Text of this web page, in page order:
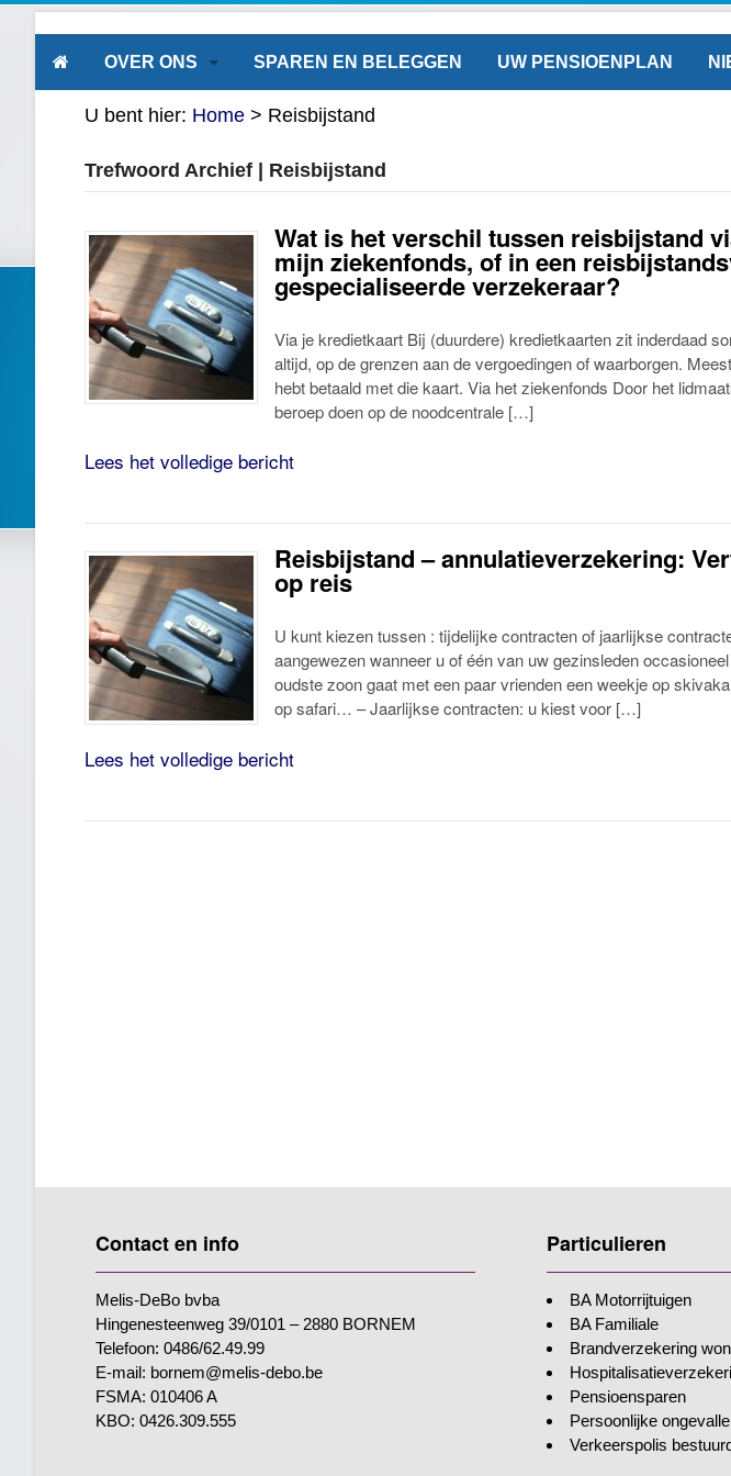
OVER ONS SPAREN EN BELEGGEN UW PENSIOENPLAN
U bent hier: Home > Reisbijstand
Trefwoord Archief | Reisbijstand
Wat is het verschil tussen reisbijstand
mijn ziekenfonds, of in een
gespecialiseerde verzekeraar?
Via je kredietkaart Bij (duurdere) kredietkaarten zit inderdaad
altijd, op de grenzen aan de vergoedingen of waarborgen.
hebt betaald met die kaart. Via het ziekenfonds Door het
beroep doen op de noodcentrale […]
Lees het volledige bericht
Reisbijstand – annulatieverzekering:
op reis
U kunt kiezen tussen : tijdelijke contracten of jaarlijkse
aangewezen wanneer u of één van uw gezinsleden
oudste zoon gaat met een paar vrienden een weekje op
op safari… – Jaarlijkse contracten: u kiest voor […]
Lees het volledige bericht
Contact en info
Melis-DeBo bvba
Hingenesteenweg 39/0101 – 2880 BORNEM
Telefoon: 0486/62.49.99
E-mail: bornem@melis-debo.be
FSMA: 010406 A
KBO: 0426.309.555
Particulieren
BA Motorrijtuigen
BA Familiale
Brandverzekering
Pensioensparen
Persoonlijke
Verkeerspolis